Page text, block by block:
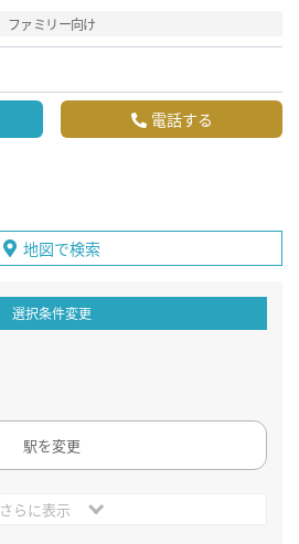
ファミリー向け
電話する
地図で検索
選択条件変更
駅を変更
さらに表示